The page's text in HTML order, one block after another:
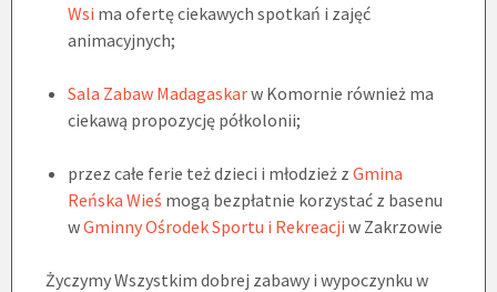
Wsi ma ofertę ciekawych spotkań i zajęć
animacyjnych;
Sala Zabaw Madagaskarw Komornie również ma
ciekawą propozycję półkolonii;
przez całe ferie też dzieci i młodzież z Gmina
Reńska Wieś mogą bezpłatnie korzystać z basenu
wGminny Ośrodek Sportu i Rekreacji w Zakrzowie
Życzymy Wszystkim dobrej zabawy i wypoczynku w